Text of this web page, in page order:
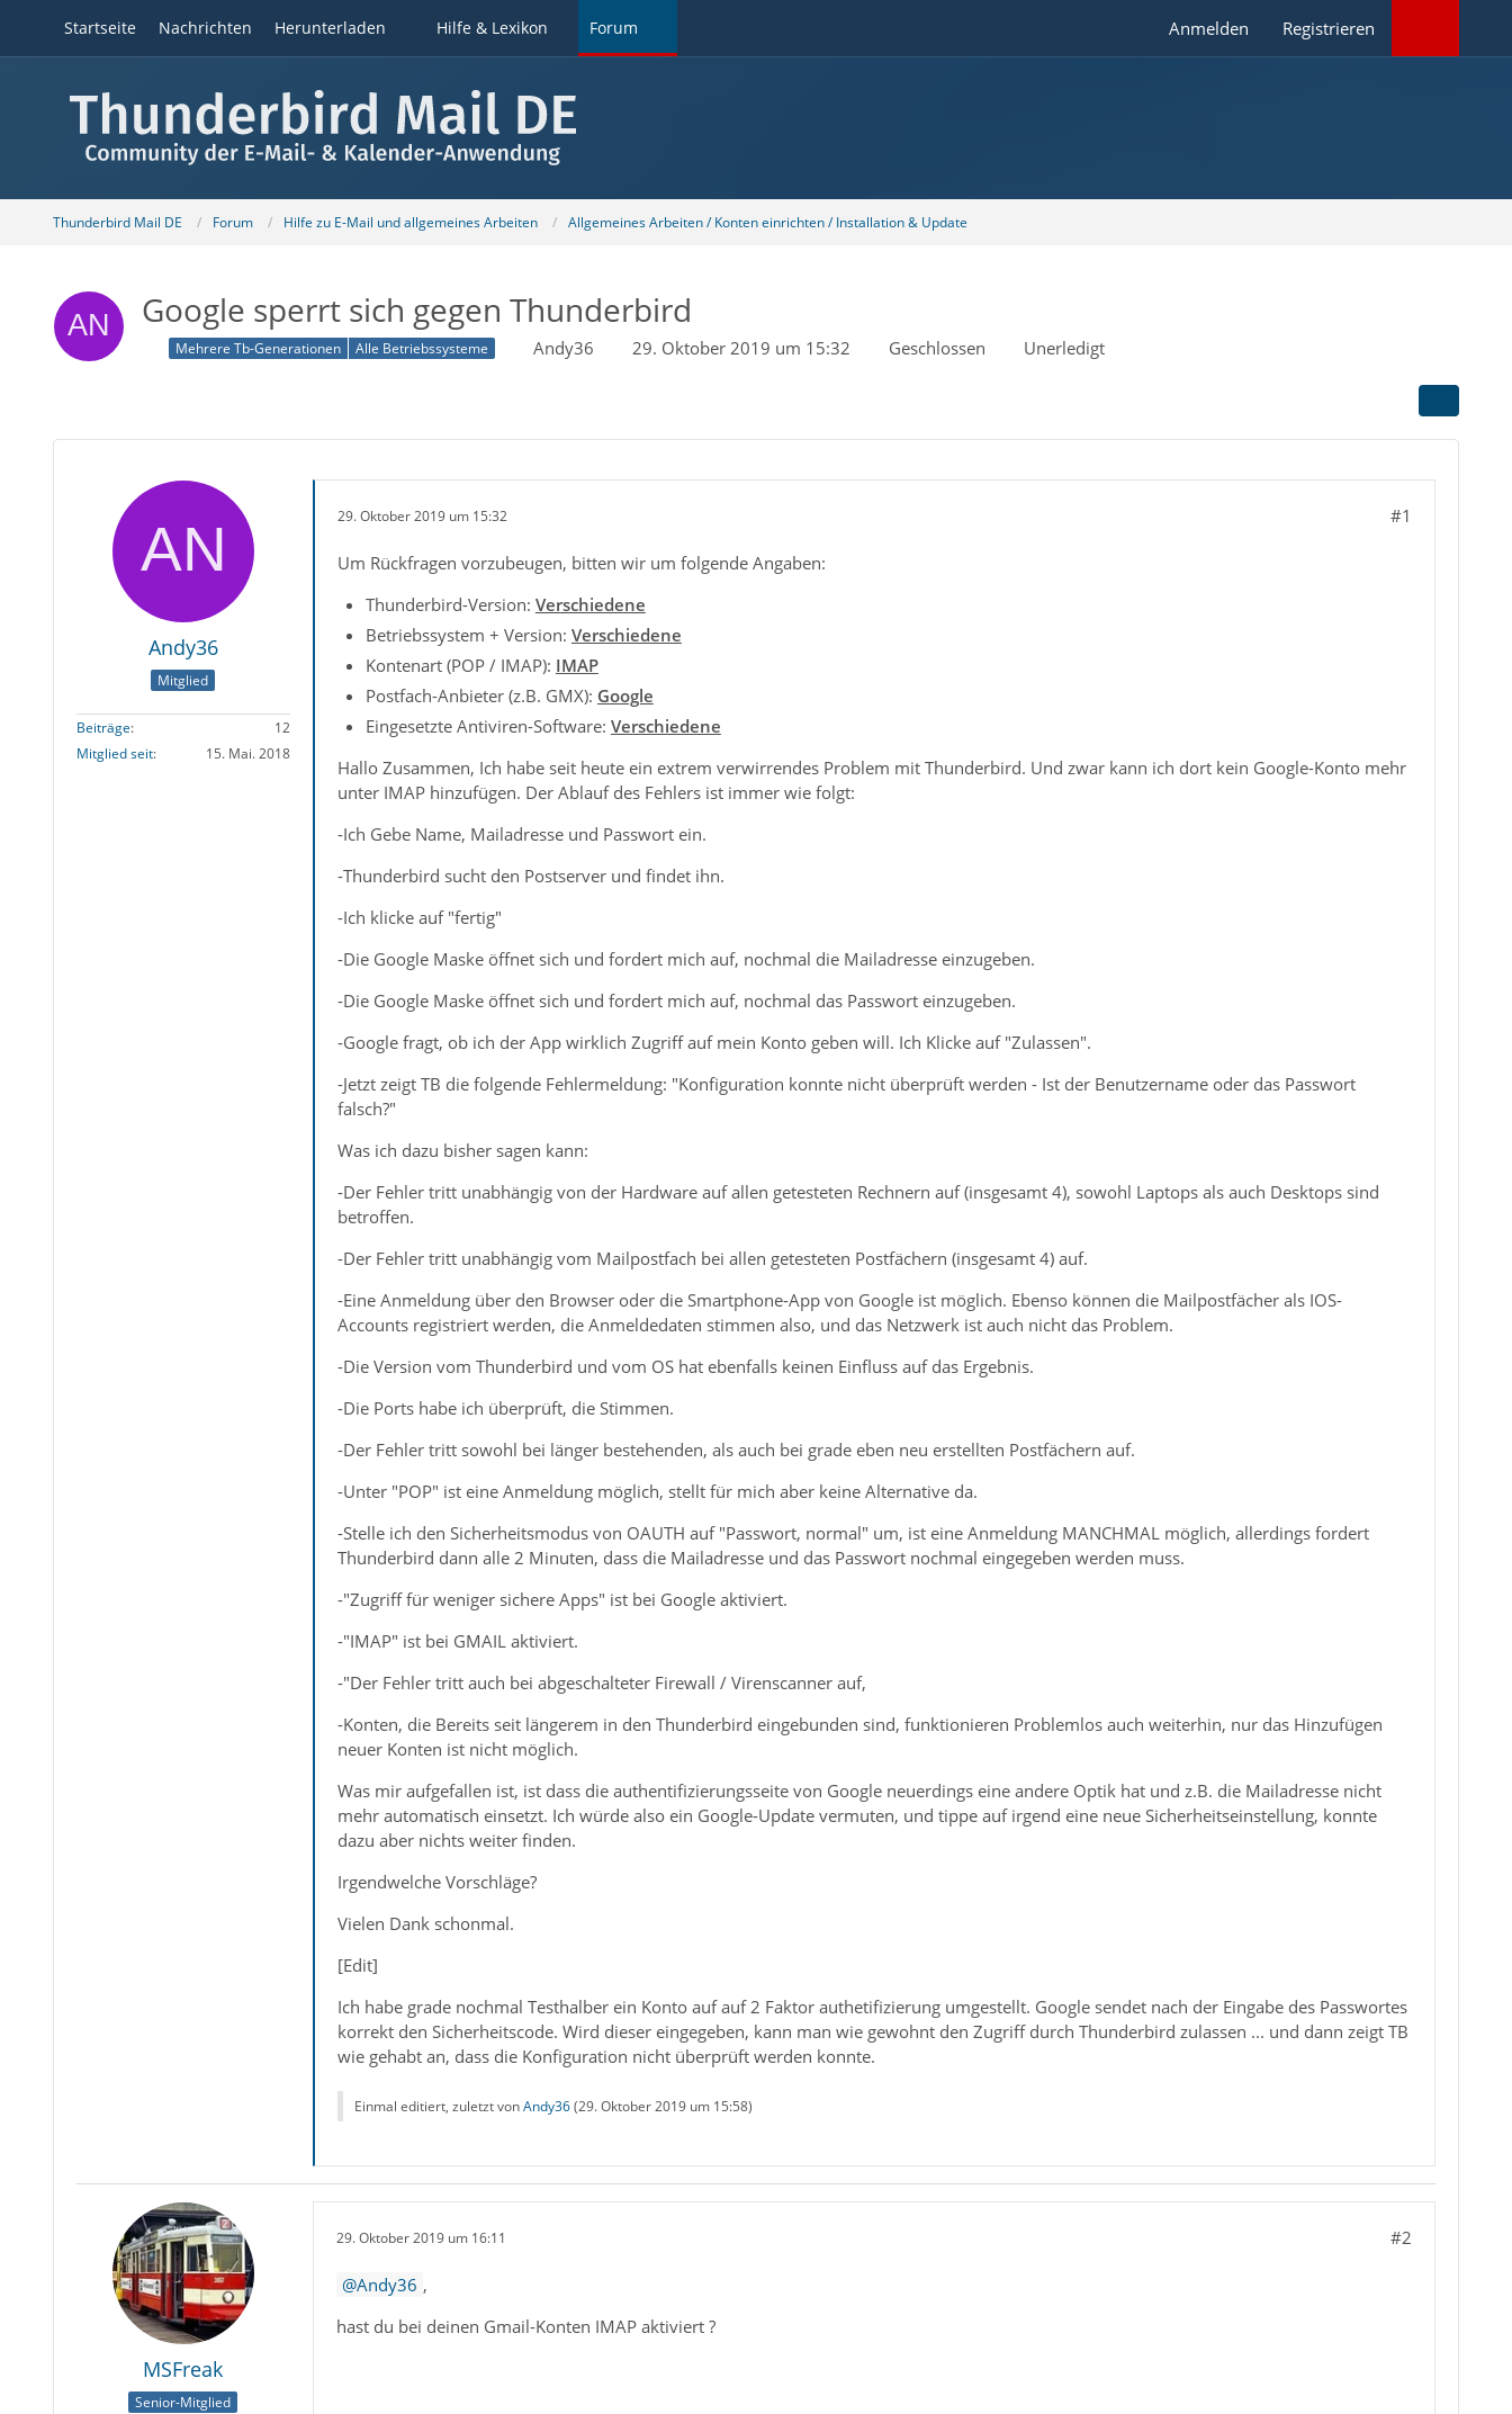
Startseite Nachrichten Herunterladen Hilfe & Lexikon Forum Anmelden Registrieren
Thunderbird Mail DE Forum Hilfe zu E-Mail und allgemeines Arbeiten Allgemeines Arbeiten / Konten einrichten / Installation & Update
Google sperrt sich gegen Thunderbird
Mehrere Tb-Generationen Alle Betriebssysteme Andy36 29. Oktober 2019 um 15:32 Geschlossen Unerledigt
Andy36
Mitglied
Beiträge
12
Mitglied seit
15. Mai. 2018
29. Oktober 2019 um 15:32 #1
Um Rückfragen vorzubeugen, bitten wir um folgende Angaben:
Thunderbird-Version: Verschiedene
Betriebssystem + Version: Verschiedene
Kontenart (POP / IMAP): IMAP
Postfach-Anbieter (z.B. GMX): Google
Eingesetzte Antiviren-Software: Verschiedene
Hallo Zusammen, Ich habe seit heute ein extrem verwirrendes Problem mit Thunderbird. Und zwar kann ich dort kein Google-Konto mehr
unter IMAP hinzufügen. Der Ablauf des Fehlers ist immer wie folgt:
-Ich Gebe Name, Mailadresse und Passwort ein.
-Thunderbird sucht den Postserver und findet ihn.
-Ich klicke auf "fertig"
-Die Google Maske öffnet sich und fordert mich auf, nochmal die Mailadresse einzugeben.
-Die Google Maske öffnet sich und fordert mich auf, nochmal das Passwort einzugeben.
-Google fragt, ob ich der App wirklich Zugriff auf mein Konto geben will. Ich Klicke auf "Zulassen".
-Jetzt zeigt TB die folgende Fehlermeldung: "Konfiguration konnte nicht überprüft werden - Ist der Benutzername oder das Passwort
falsch?"
Was ich dazu bisher sagen kann:
-Der Fehler tritt unabhängig von der Hardware auf allen getesteten Rechnern auf (insgesamt 4), sowohl Laptops als auch Desktops sind
betroffen.
-Der Fehler tritt unabhängig vom Mailpostfach bei allen getesteten Postfächern (insgesamt 4) auf.
-Eine Anmeldung über den Browser oder die Smartphone-App von Google ist möglich. Ebenso können die Mailpostfächer als IOS-
Accounts registriert werden, die Anmeldedaten stimmen also, und das Netzwerk ist auch nicht das Problem.
-Die Version vom Thunderbird und vom OS hat ebenfalls keinen Einfluss auf das Ergebnis.
-Die Ports habe ich überprüft, die Stimmen.
-Der Fehler tritt sowohl bei länger bestehenden, als auch bei grade eben neu erstellten Postfächern auf.
-Unter "POP" ist eine Anmeldung möglich, stellt für mich aber keine Alternative da.
-Stelle ich den Sicherheitsmodus von OAUTH auf "Passwort, normal" um, ist eine Anmeldung MANCHMAL möglich, allerdings fordert
Thunderbird dann alle 2 Minuten, dass die Mailadresse und das Passwort nochmal eingegeben werden muss.
-"Zugriff für weniger sichere Apps" ist bei Google aktiviert.
-"IMAP" ist bei GMAIL aktiviert.
-"Der Fehler tritt auch bei abgeschalteter Firewall / Virenscanner auf,
-Konten, die Bereits seit längerem in den Thunderbird eingebunden sind, funktionieren Problemlos auch weiterhin, nur das Hinzufügen
neuer Konten ist nicht möglich.
Was mir aufgefallen ist, ist dass die authentifizierungsseite von Google neuerdings eine andere Optik hat und z.B. die Mailadresse nicht
mehr automatisch einsetzt. Ich würde also ein Google-Update vermuten, und tippe auf irgend eine neue Sicherheitseinstellung, konnte
dazu aber nichts weiter finden.
Irgendwelche Vorschläge?
Vielen Dank schonmal.
[Edit]
Ich habe grade nochmal Testhalber ein Konto auf auf 2 Faktor authetifizierung umgestellt. Google sendet nach der Eingabe des Passwortes
korrekt den Sicherheitscode. Wird dieser eingegeben, kann man wie gewohnt den Zugriff durch Thunderbird zulassen ... und dann zeigt TB
wie gehabt an, dass die Konfiguration nicht überprüft werden konnte.
Einmal editiert, zuletzt vonAndy36(29. Oktober 2019 um 15:58)
MSFreak
Senior-Mitglied
29. Oktober 2019 um 16:11 #2
Andy36 ,
hast du bei deinen Gmail-Konten IMAP aktiviert ?